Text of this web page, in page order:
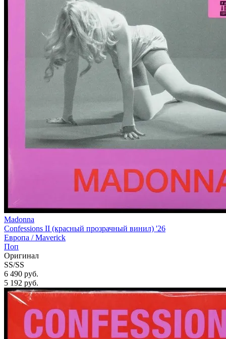
Madonna
Confessions II (красный прозрачный винил) '26
Европа /Maverick
Поп
Оригинал
SS/SS
6 490 руб.
5 192 руб.